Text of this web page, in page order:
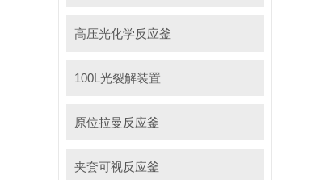
高压光化学反应釜
100L光裂解装置
原位拉曼反应釜
夹套可视反应釜